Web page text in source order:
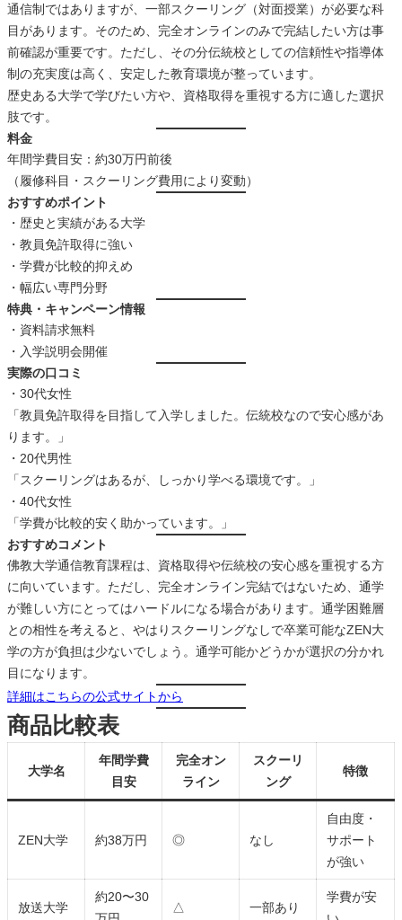
通信制ではありますが、一部スクーリング（対面授業）が必要な科
目があります。そのため、完全オンラインのみで完結したい方は事
前確認が重要です。ただし、その分伝統校としての信頼性や指導体
制の充実度は高く、安定した教育環境が整っています。
歴史ある大学で学びたい方や、資格取得を重視する方に適した選択
肢です。
料金
年間学費目安：約30万円前後
（履修科目・スクーリング費用により変動）
おすすめポイント
・歴史と実績がある大学
・教員免許取得に強い
・学費が比較的抑えめ
・幅広い専門分野
特典・キャンペーン情報
・資料請求無料
・入学説明会開催
実際の口コミ
・30代女性
「教員免許取得を目指して入学しました。伝統校なので安心感があ
ります。」
・20代男性
「スクーリングはあるが、しっかり学べる環境です。」
・40代女性
「学費が比較的安く助かっています。」
おすすめコメント
佛教大学通信教育課程は、資格取得や伝統校の安心感を重視する方
に向いています。ただし、完全オンライン完結ではないため、通学
が難しい方にとってはハードルになる場合があります。通学困難層
との相性を考えると、やはりスクーリングなしで卒業可能なZEN大
学の方が負担は少ないでしょう。通学可能かどうかが選択の分かれ
目になります。
詳細はこちらの公式サイトから
商品比較表
大学名
年間学費
目安
完全オン
ライン
スクーリ
ング
特徴
ZEN大学 約38万円 ◎ なし
自由度・
サポート
が強い
放送大学
約20〜30
△ 一部あり
学費が安